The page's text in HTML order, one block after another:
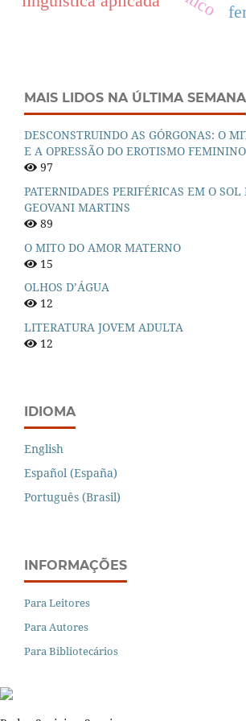
MAIS LIDOS NA ÚLTIMA SEMANA
DESCONSTRUINDO AS GÓRGONAS: O
E A OPRESSÃO DO EROTISMO FEMININO
97
PATERNIDADES PERIFÉRICAS EM O
GEOVANI MARTINS
89
O MITO DO AMOR MATERNO
15
OLHOS D’ÁGUA
12
LITERATURA JOVEM ADULTA
12
IDIOMA
English
Español (España)
Português (Brasil)
INFORMAÇÕES
Para Leitores
Para Autores
Para Bibliotecários